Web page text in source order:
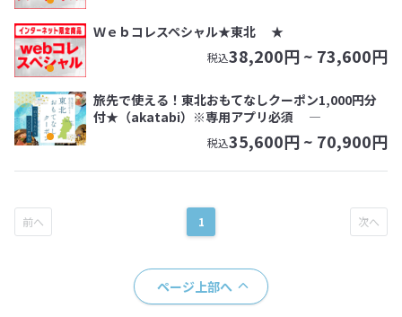
Ｗｅｂコレスペシャル★東北 ★
税込38,200円 ~ 73,600円
旅先で使える！東北おもてなしクーポン1,000円分
付★（akatabi）※専用アプリ必須 ―
税込35,600円 ~ 70,900円
1
ページ上部へ